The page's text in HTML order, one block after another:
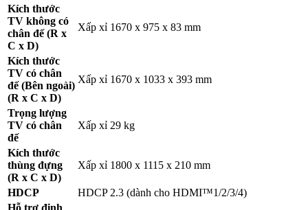
Kích thước
TV không có
chân đế (R x
C x D)
Xấp xỉ 1670 x 975 x 83 mm
Kích thước
TV có chân
đế (Bên ngoài)
(R x C x D)
Xấp xỉ 1670 x 1033 x 393 mm
Trọng lượng
TV có chân
đế
Xấp xỉ 29 kg
Kích thước
thùng đựng
(R x C x D)
Xấp xỉ 1800 x 1115 x 210 mm
HDCP
HDCP 2.3 (dành cho HDMI™1/2/3/4)
Hỗ trợ định